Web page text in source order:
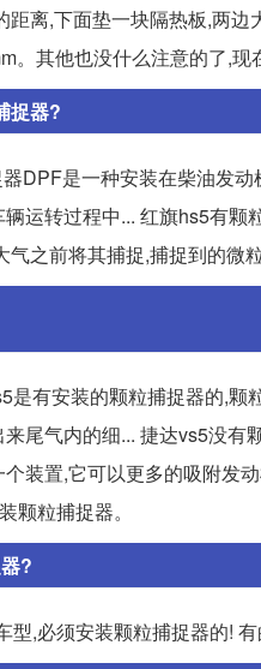
离,下面垫一块隔热板,两
。其他也没什么注意的了,
捉器?
DPF是一种安装在柴油发
运转过程中... 红旗hs5有
之前将其捕捉,捕捉到的微
是有安装的颗粒捕捉器的,
尾气内的细... 捷达vs5没
装置,它可以更多的吸附发
颗粒捕捉器。
?
型,必须安装颗粒捕捉器的!